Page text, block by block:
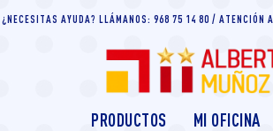
¿NECESITAS AYUDA? LLÁMANOS: 968 75 14 80 / ATENCIÓN
PRODUCTOS MI OFICINA